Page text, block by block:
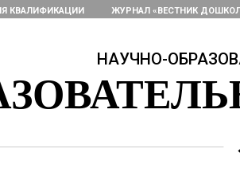
КВАЛИФИКАЦИИ ЖУРНАЛ «ВЕСТНИК
НАУЧНО-